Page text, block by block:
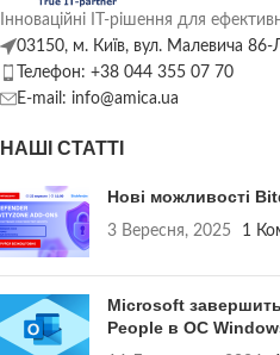
Інноваційні ІТ-рішення для
03150, м. Київ, вул. Малевича 86-Л
Телефон: +38 044 355 07 70
E-mail: info@amica.ua
НАШІ СТАТТІ
Нові можливості
3 Вересня, 2025 1
Microsoft
People в ОС